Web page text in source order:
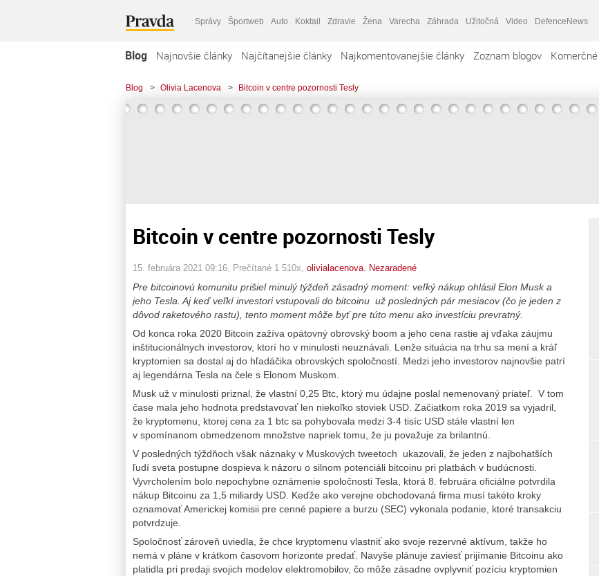
Správy Športweb Auto Koktail Zdravie Žena Varecha Záhrada Užitočná Video DefenceNews
Blog Najnovšie články Najčítanejšie články Najkomentovanejšie články Zoznam blogov
Blog > Olivia Lacenova > Bitcoin v centre pozornosti Tesly
Bitcoin v centre pozornosti Tesly
15. februára 2021 09:16 , Prečítané 1 510x, olivialacenova Nezaradené
Pre bitcoinovú komunitu prišiel minulý týždeň zásadný moment: veľký nákup ohlásil Elon Musk a
jeho Tesla. Aj keď veľkí investori vstupovali do bitcoinu už posledných pár mesiacov (čo je jeden z
dôvod raketového rastu), tento moment môže byť pre túto menu ako investíciu prevratný.
Od konca roka 2020 Bitcoin zažíva opätovný obrovský boom a jeho cena rastie aj vďaka záujmu
inštitucionálnych investorov, ktorí ho v minulosti neuznávali. Lenže situácia na trhu sa mení a kráľ
kryptomien sa dostal aj do hľadáčika obrovských spoločností. Medzi jeho investorov najnovšie patrí
aj legendárna Tesla na čele s Elonom Muskom.
Musk už v minulosti priznal, že vlastní 0,25 Btc, ktorý mu údajne poslal nemenovaný priateľ. V tom
čase mala jeho hodnota predstavovať len niekoľko stoviek USD. Začiatkom roka 2019 sa vyjadril,
že kryptomenu, ktorej cena za 1 btc sa pohybovala medzi 3-4 tisíc USD stále vlastní len
v spomínanom obmedzenom množstve napriek tomu, že ju považuje za brilantnú.
V posledných týždňoch však náznaky v Muskových tweetoch ukazovali, že jeden z najbohatších
ľudí sveta postupne dospieva k názoru o silnom potenciáli bitcoinu pri platbách v budúcnosti.
Vyvrcholením bolo nepochybne oznámenie spoločnosti Tesla, ktorá 8. februára oficiálne potvrdila
nákup Bitcoinu za 1,5 miliardy USD. Keďže ako verejne obchodovaná firma musí takéto kroky
oznamovať Americkej komisii pre cenné papiere a burzu (SEC) vykonala podanie, ktoré transakciu
potvrdzuje.
Spoločnosť zároveň uviedla, že chce kryptomenu vlastniť ako svoje rezervné aktívum, takže ho
nemá v pláne v krátkom časovom horizonte predať. Navyše plánuje zaviesť prijímanie Bitcoinu ako
platidla pri predaji svojich modelov elektromobilov, čo môže zásadne ovplyvniť pozíciu kryptomien